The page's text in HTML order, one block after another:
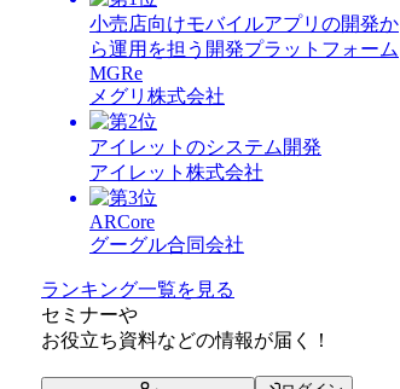
小売店向けモバイルアプリの開発か
ら運用を担う開発プラットフォーム
MGRe
メグリ株式会社
アイレットのシステム開発
アイレット株式会社
ARCore
グーグル合同会社
ランキング一覧を見る
セミナーや
お役立ち資料などの情報が届く！